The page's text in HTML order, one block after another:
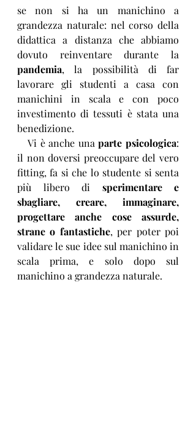
se non si ha un manichino a
grandezza naturale: nel corso della
didattica a distanza che abbiamo
pandemia, la possibilità di far
lavorare gli studenti a casa con
manichini in scala e con poco
investimento di tessuti è stata una
benedizione.
   Vi è anche una
parte psicologica:
il non doversi preoccupare del vero
fitting, fa si che lo studente si senta
più libero di sperimentare e
sbagliare, creare, immaginare,
progettare anche cose assurde,
strane o fantastiche, per poter poi
validare le sue idee sul manichino in
scala prima, e solo dopo sul
manichino a grandezza naturale.